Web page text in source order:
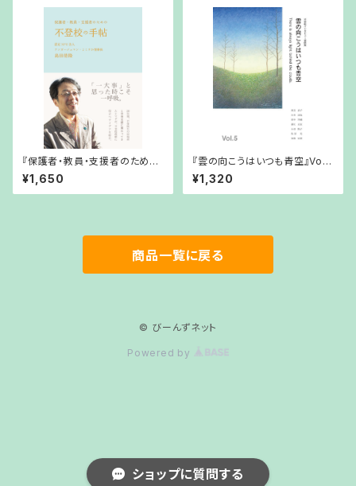
ショップに質問する
『保護者・教員・支援者のための
不登校の手帖』島田徳隆・著（20
24年3月15日発行）
¥1,650
『雲の向こうはいつも青空』Vol.
5 （2021年3月29日発行）
¥1,320
商品一覧に戻る
© びーんずネット
Powered by